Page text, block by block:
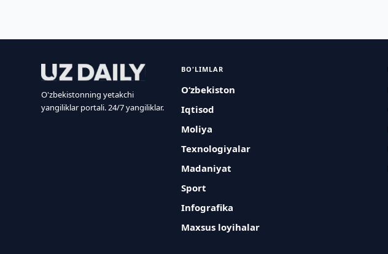
O'zbekistonning yetakchi
yangiliklar portali. 24/7 yangiliklar.
BO'LIMLAR
O‘zbekiston
Iqtisod
Moliya
Texnologiyalar
Madaniyat
Sport
Infografika
Maxsus loyihalar